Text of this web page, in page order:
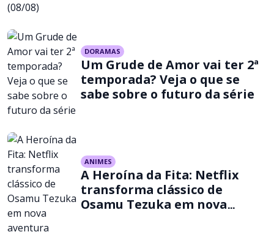
DORAMAS
Um Grude de Amor vai ter 2ª
temporada? Veja o que se
sabe sobre o futuro da série
ANIMES
A Heroína da Fita: Netflix
transforma clássico de
Osamu Tezuka em nova